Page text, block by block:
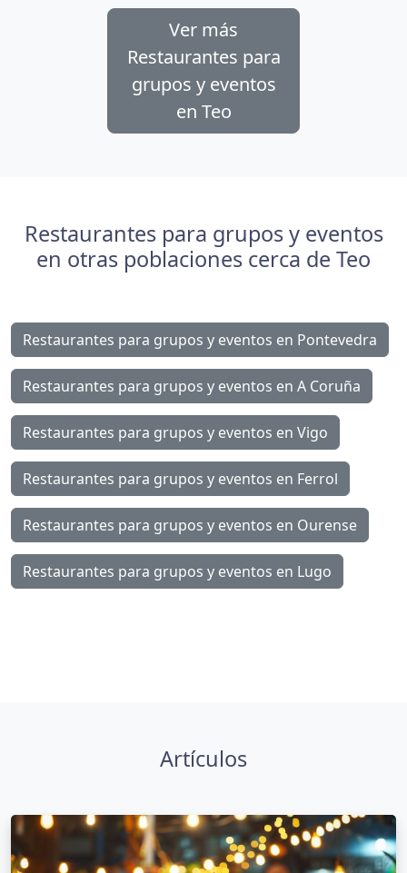
Ver más
Restaurantes para
grupos y eventos
en Teo
Restaurantes para grupos y eventos
en otras poblaciones cerca de Teo
Restaurantes para grupos y eventos en Pontevedra
Restaurantes para grupos y eventos en A Coruña
Restaurantes para grupos y eventos en Vigo
Restaurantes para grupos y eventos en Ferrol
Restaurantes para grupos y eventos en Ourense
Restaurantes para grupos y eventos en Lugo
Artículos